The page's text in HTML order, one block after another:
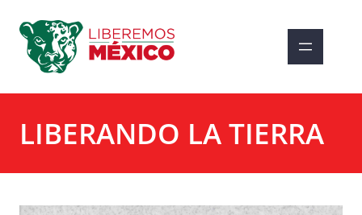
contenido
LIBERANDO LA TIERRA